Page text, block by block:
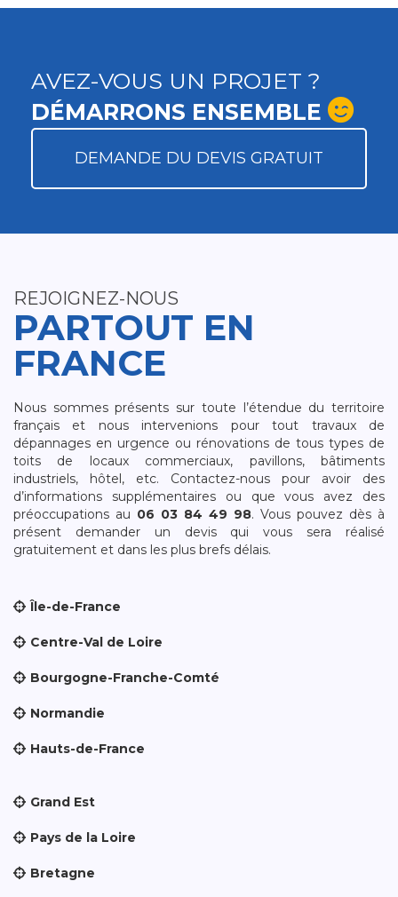
AVEZ-VOUS UN PROJET ?
DÉMARRONS ENSEMBLE
DEMANDE DU DEVIS GRATUIT
REJOIGNEZ-NOUS
PARTOUT EN
FRANCE
Nous sommes présents sur toute l’étendue du territoire
français et nous intervenions pour tout travaux de
dépannages en urgence ou rénovations de tous types de
toits de locaux commerciaux, pavillons, bâtiments
industriels, hôtel, etc. Contactez-nous pour avoir des
d’informations supplémentaires ou que vous avez des
préoccupations au 06 03 84 49 98. Vous pouvez dès à
présent demander un devis qui vous sera réalisé
gratuitement et dans les plus brefs délais.
Île-de-France
Centre-Val de Loire
Bourgogne-Franche-Comté
Normandie
Hauts-de-France
Grand Est
Pays de la Loire
Bretagne